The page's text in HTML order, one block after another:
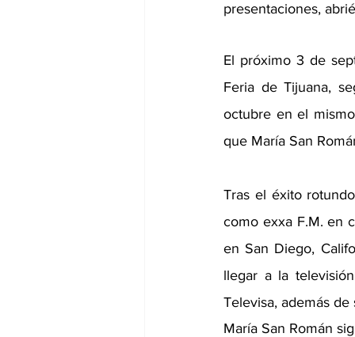
presentaciones,
El próximo 3 de
Feria de Tijuana,
octubre en el
que María San
Tras el éxito
como exxa F.M. en
en San Diego,
llegar a la
Televisa, además
María San Román